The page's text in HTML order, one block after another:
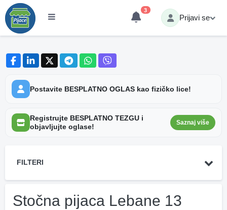
3
Prijavi se
Postavite BESPLATNO OGLAS kao fizičko lice!
Registrujte BESPLATNO TEZGU i
objavljujte oglase!
Saznaj više
FILTERI
Stočna pijaca Lebane 13